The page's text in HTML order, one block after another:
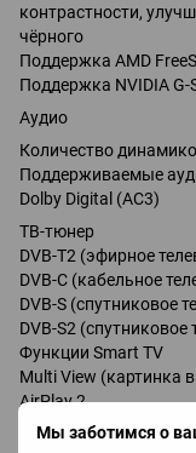
Мы заботимся о
контрастности,
чёрного
Поддержка AMD
Поддержка NVIDIA G-
Аудио
Количество
Поддерживаемые
Dolby Digital (AC3)
ТВ-тюнер
DVB-T2 (эфирное
DVB-C (кабельное
DVB-S (спутниковое
DVB-S2 (спутниковое
Функции Smart TV
Multi View (картинка
AirPlay 2
Wi-Fi 5 (802.11ac)